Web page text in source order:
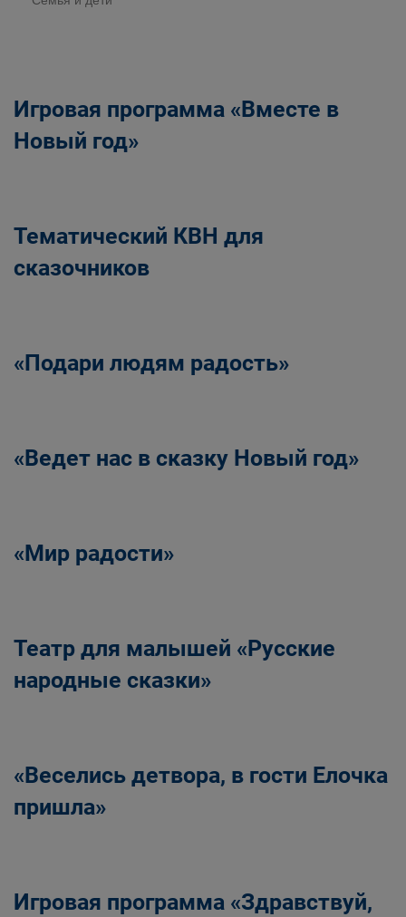
Игровая программа «Вместе в
Новый год»
Тематический КВН для
сказочников
«Подари людям радость»
«Ведет нас в сказку Новый год»
«Мир радости»
Театр для малышей «Русские
народные сказки»
«Веселись детвора, в гости Елочка
пришла»
Игровая программа «Здравствуй,